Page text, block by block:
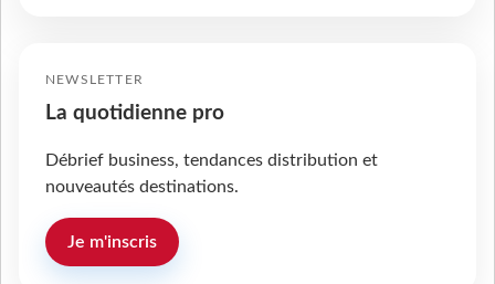
NEWSLETTER
La quotidienne pro
Débrief business, tendances distribution et
nouveautés destinations.
Je m'inscris